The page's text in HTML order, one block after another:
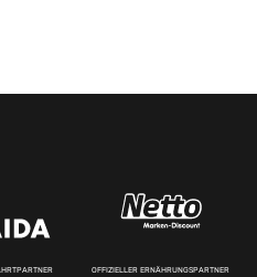
OFFIZIELLER ERNÄHRUNGSPARTNER